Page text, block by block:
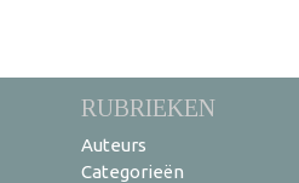
RUBRIEKEN
Auteurs
Categorieën